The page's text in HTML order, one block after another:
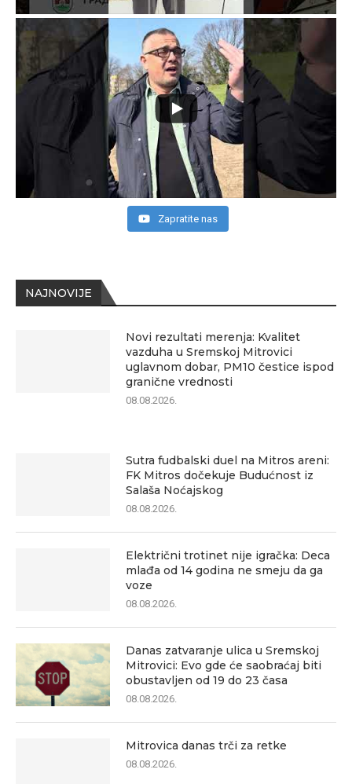
NAJNOVIJE
Novi rezultati merenja: Kvalitet
vazduha u Sremskoj Mitrovici
uglavnom dobar, PM10 čestice ispod
granične vrednosti
08.08.2026.
Sutra fudbalski duel na Mitros areni:
FK Mitros dočekuje Budućnost iz
Salaša Noćajskog
08.08.2026.
Električni trotinet nije igračka: Deca
mlađa od 14 godina ne smeju da ga
voze
08.08.2026.
Danas zatvaranje ulica u Sremskoj
Mitrovici: Evo gde će saobraćaj biti
obustavljen od 19 do 23 časa
08.08.2026.
Mitrovica danas trči za retke
08.08.2026.
Zapratite nas